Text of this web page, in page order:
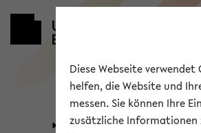
Universität
Diese Webseite
helfen, die Website und
messen. Sie können Ihre
zusätzliche Informationen